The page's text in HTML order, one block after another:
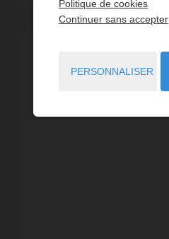
Politique de cookies
Continuer sans accepter
PERSONNALISER